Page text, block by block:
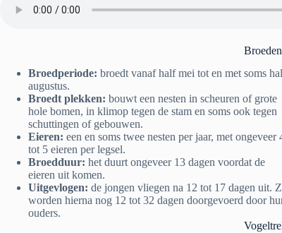
Broedperiode: broedt vanaf half mei tot en met soms
augustus.
Broedt plekken: bouwt een nesten in scheuren of grote
hole bomen, in klimop tegen de stam en soms ook tegen
schuttingen of gebouwen.
Eieren: een en soms twee nesten per jaar, met ongeveer
tot 5 eieren per legsel.
Broedduur: het duurt ongeveer 13 dagen voordat de
eieren uit komen.
Uitgevlogen: de jongen vliegen na 12 tot 17 dagen uit.
worden hierna nog 12 tot 32 dagen doorgevoerd door
ouders.